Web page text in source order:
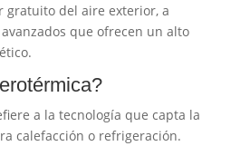
gratuito del aire exterior, a
que ofrecen un alto
a la tecnología que capta la
calefacción o refrigeración.